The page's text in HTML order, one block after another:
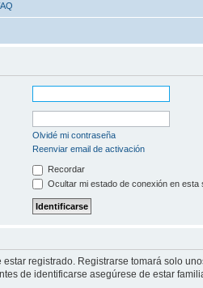
Olvidé mi contraseña
Reenviar email de activación
Recordar
Ocultar mi estado de conexión en esta
estar registrado. Registrarse tomará solo
de identificarse asegúrese de estar